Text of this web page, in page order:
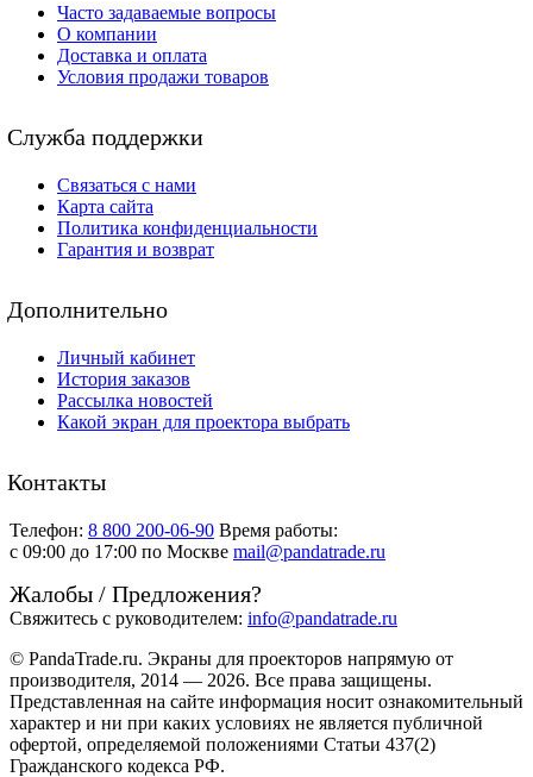
Часто задаваемые вопросы
О компании
Доставка и оплата
Условия продажи товаров
Служба поддержки
Связаться с нами
Карта сайта
Политика конфиденциальности
Гарантия и возврат
Дополнительно
Личный кабинет
История заказов
Рассылка новостей
Какой экран для проектора выбрать
Контакты
Телефон: 8 800 200-06-90 Время работы:
c 09:00 до 17:00 по Москве mail@pandatrade.ru
Жалобы / Предложения?
Свяжитесь с руководителем: info@pandatrade.ru
© PandaTrade.ru. Экраны для проекторов напрямую от
производителя, 2014 — 2026. Все права защищены.
Представленная на сайте информация носит ознакомительный
характер и ни при каких условиях не является публичной
офертой, определяемой положениями Статьи 437(2)
Гражданского кодекса РФ.